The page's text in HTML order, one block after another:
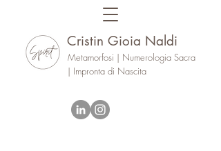
Cristin Gioia Naldi
Metamorfosi | Numerologia Sacra
| Impronta di Nascita